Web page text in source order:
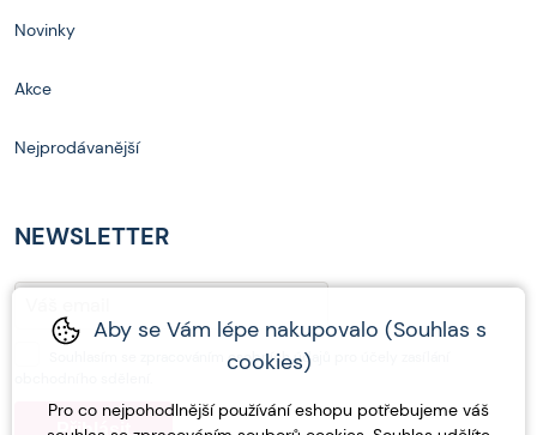
Novinky
Akce
Nejprodávanější
NEWSLETTER
zpracováním osobních údajů
Aby se Vám lépe nakupovalo (Souhlas s
cookies)
Pro co nejpohodlnější používání eshopu potřebujeme váš